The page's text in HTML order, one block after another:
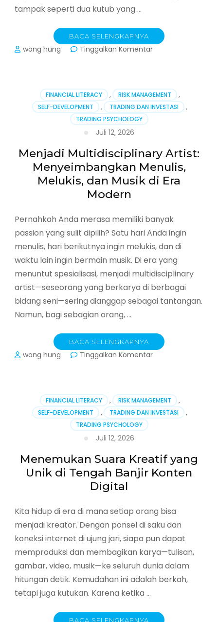
tampak seperti dua kutub yang …
BACA SELENGKAPNYA
wong hung Tinggalkan Komentarpada
Pelajaran
Trading
dari
FINANCIAL LITERACY , RISK MANAGEMENT
,
SELF-DEVELOPMENT
, TRADING DAN INVESTASI
,
TRADING PSYCHOLOGY
Juli 12, 2026
Menjadi Multidisciplinary Artist:
Menyeimbangkan Menulis,
Melukis, dan Musik di Era
Modern
Pernahkah Anda merasa memiliki banyak
passion yang sulit dipilih? Satu hari Anda ingin
menulis, hari berikutnya ingin melukis, dan di
waktu lain ingin bermain musik. Di era yang
menuntut spesialisasi, menjadi multidisciplinary
artist—seseorang yang berkarya di berbagai
bidang seni—sering dianggap sebagai tantangan.
Namun, bagi sebagian orang, …
BACA SELENGKAPNYA
wong hung Tinggalkan Komentarpada
Menyeimbangkan
Menulis,
Melukis,
Era
Modern
FINANCIAL LITERACY , RISK MANAGEMENT
,
SELF-DEVELOPMENT
, TRADING DAN INVESTASI
,
TRADING PSYCHOLOGY
Juli 12, 2026
Menemukan Suara Kreatif yang
Unik di Tengah Banjir Konten
Digital
Kita hidup di era di mana setiap orang bisa
menjadi kreator. Dengan ponsel di saku dan
koneksi internet di ujung jari, siapa pun dapat
memproduksi dan membagikan karya—tulisan,
gambar, video, musik—ke seluruh dunia dalam
hitungan detik. Kemudahan ini adalah berkah,
tetapi juga kutukan. Karena ketika …
BACA SELENGKAPNYA